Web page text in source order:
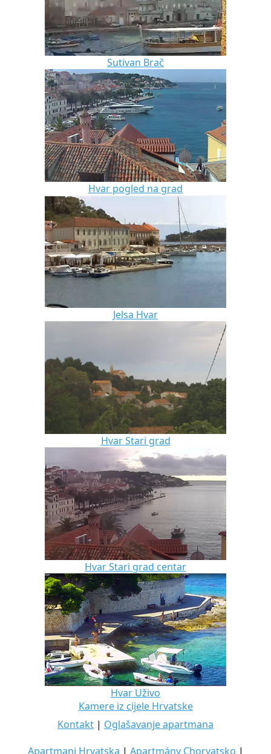
Sutivan Brač
Hvar pogled na grad
Jelsa Hvar
Hvar Stari grad
Hvar Stari grad centar
Hvar Uživo
Kamere iz cijele Hrvatske
Kontakt | Oglašavanje apartmana
Apartmani Hrvatska | Apartmány Chorvatsko |